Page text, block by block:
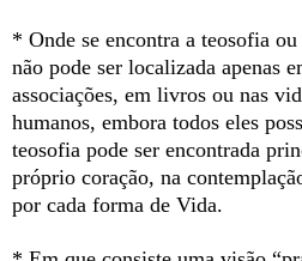
* Onde se encontra a teosofia
não pode ser localizada apenas
associações, em livros ou nas
humanos, embora todos eles
teosofia pode ser encontrada
próprio coração, na
por cada forma de Vida.